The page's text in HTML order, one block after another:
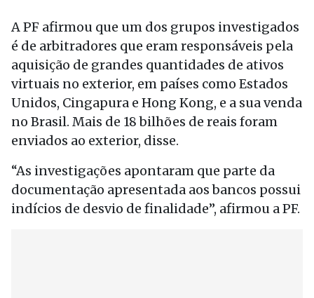
A PF afirmou que um dos grupos investigados
é de arbitradores que eram responsáveis pela
aquisição de grandes quantidades de ativos
virtuais no exterior, em países como Estados
Unidos, Cingapura e Hong Kong, e a sua venda
no Brasil. Mais de 18 bilhões de reais foram
enviados ao exterior, disse.
“As investigações apontaram que parte da
documentação apresentada aos bancos possui
indícios de desvio de finalidade”, afirmou a PF.